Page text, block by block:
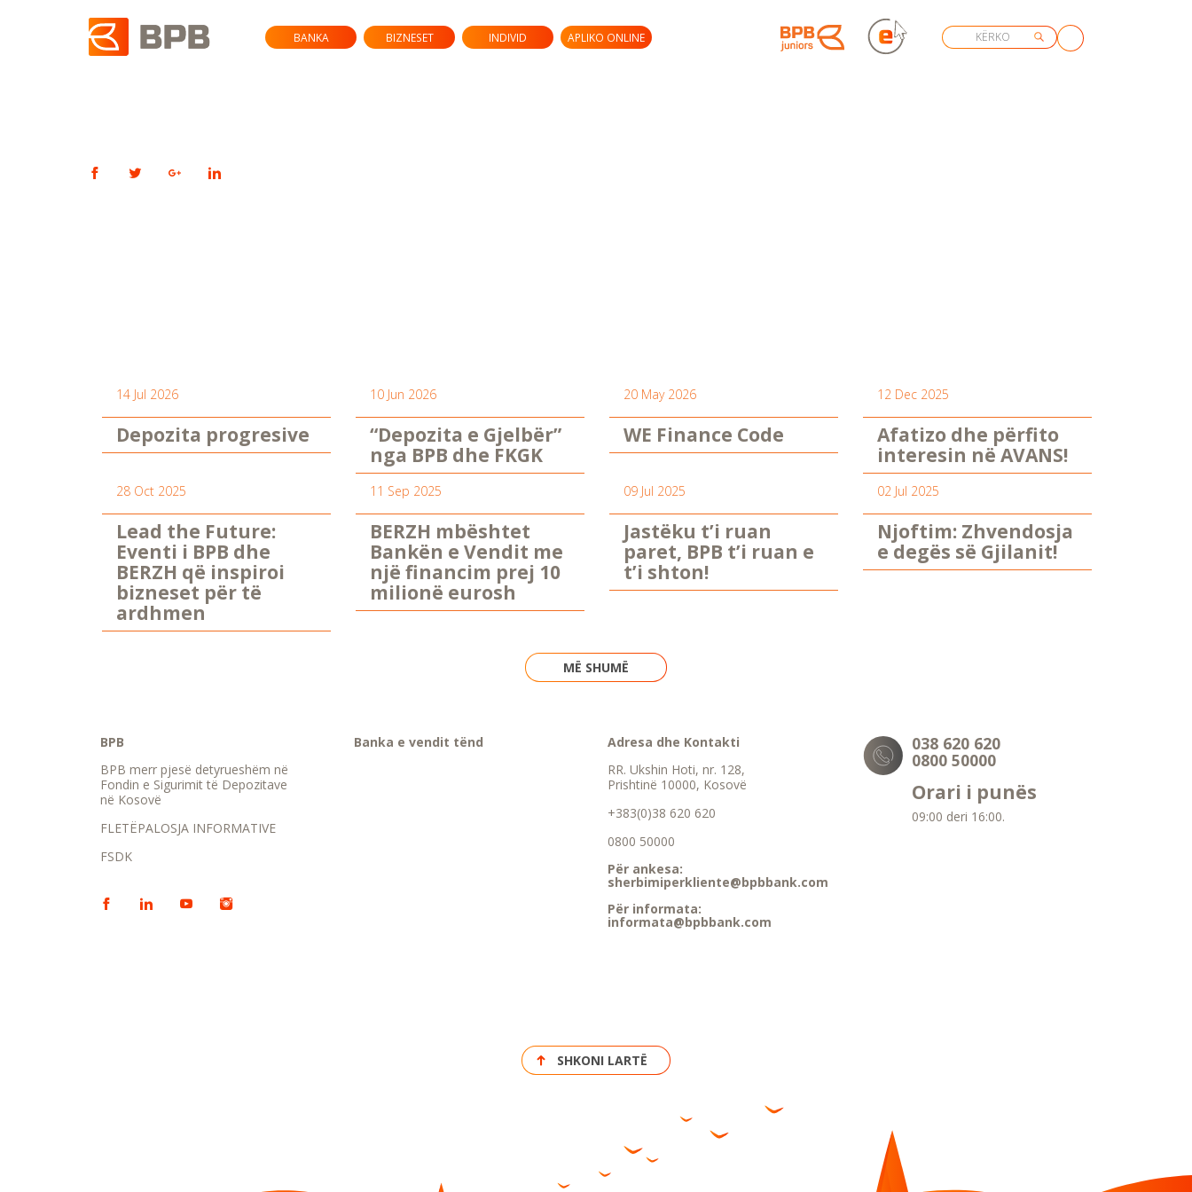
BANKA BIZNESET INDIVID APLIKO ONLINE
14 Jul 2026
Depozita progresive
10 Jun 2026
“Depozita e Gjelbër”
nga BPB dhe FKGK
20 May 2026
WE Finance Code
12 Dec 2025
Afatizo dhe përfito
interesin në AVANS!
28 Oct 2025
Lead the Future:
Eventi i BPB dhe
BERZH që inspiroi
bizneset për të
ardhmen
11 Sep 2025
BERZH mbështet
Bankën e Vendit me
një financim prej 10
milionë eurosh
09 Jul 2025
Jastëku t’i ruan
paret, BPB t’i ruan e
t’i shton!
02 Jul 2025
Njoftim: Zhvendosja
e degës së Gjilanit!
MË SHUMË
BPB
BPB merr pjesë detyrueshëm në
Fondin e Sigurimit të Depozitave
në Kosovë
FLETËPALOSJA INFORMATIVE
FSDK
Banka e vendit tënd
Adresa dhe Kontakti
RR. Ukshin Hoti, nr. 128,
Prishtinë 10000, Kosovë
+383(0)38 620 620
0800 50000
Për ankesa:
sherbimiperkliente@bpbbank.com
Për informata:
informata@bpbbank.com
038 620 620
0800 50000
Orari i punës
09:00 deri 16:00.
SHKONI LARTË